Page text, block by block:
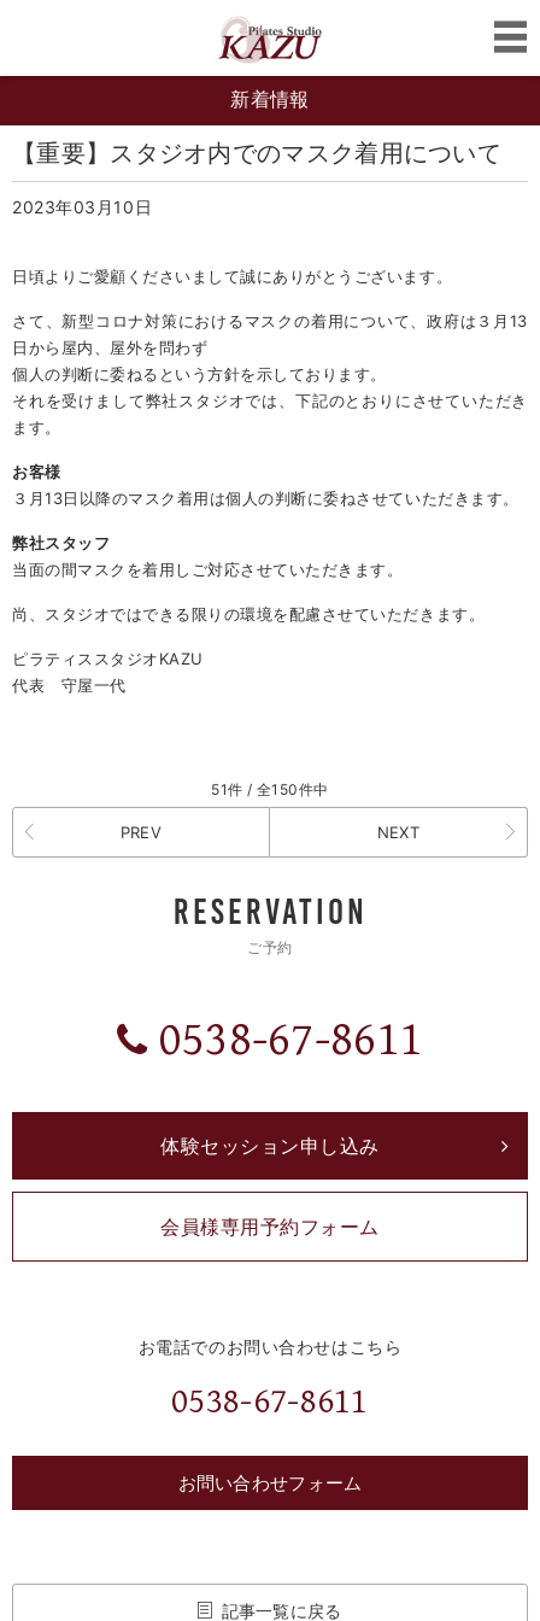
新着情報
【重要】スタジオ内でのマスク着用について
2023年03月10日
日頃よりご愛顧くださいまして誠にありがとうございます。
さて、新型コロナ対策におけるマスクの着用について、政府は３月13
日から屋内、屋外を問わず
個人の判断に委ねるという方針を示しております。
それを受けまして弊社スタジオでは、下記のとおりにさせていただき
ます。
お客様
３月13日以降のマスク着用は個人の判断に委ねさせていただきます。
弊社スタッフ
当面の間マスクを着用しご対応させていただきます。
尚、スタジオではできる限りの環境を配慮させていただきます。
ピラティススタジオKAZU
代表 守屋一代
51件 / 全150件中
PREV NEXT
RESERVATION
ご予約
0538-67-8611
体験セッション申し込み
会員様専用予約フォーム
お電話でのお問い合わせはこちら
0538-67-8611
お問い合わせフォーム
記事一覧に戻る